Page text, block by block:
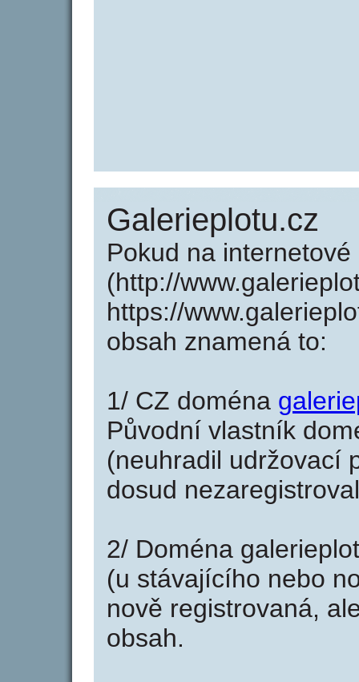
Galerieplotu.cz
Pokud na
(http://
https://
obsah znamená to:
1/ CZ doména
Původní vlastník
(neuhradil udržovací
dosud
2/ Doména
(u stávajícího nebo
nově registrovaná,
obsah.